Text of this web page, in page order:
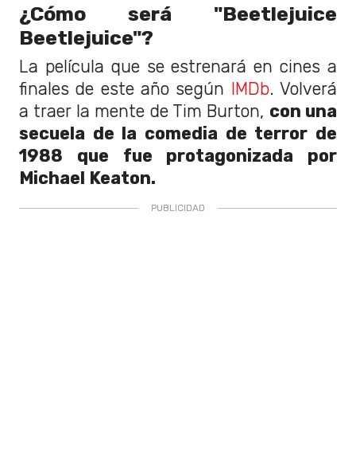
¿Cómo será "Beetlejuice
Beetlejuice"?
La película que se estrenará en cines a
finales de este año según IMDb. Volverá
a traer la mente de Tim Burton, con una
secuela de la comedia de terror de
1988 que fue protagonizada por
Michael Keaton.